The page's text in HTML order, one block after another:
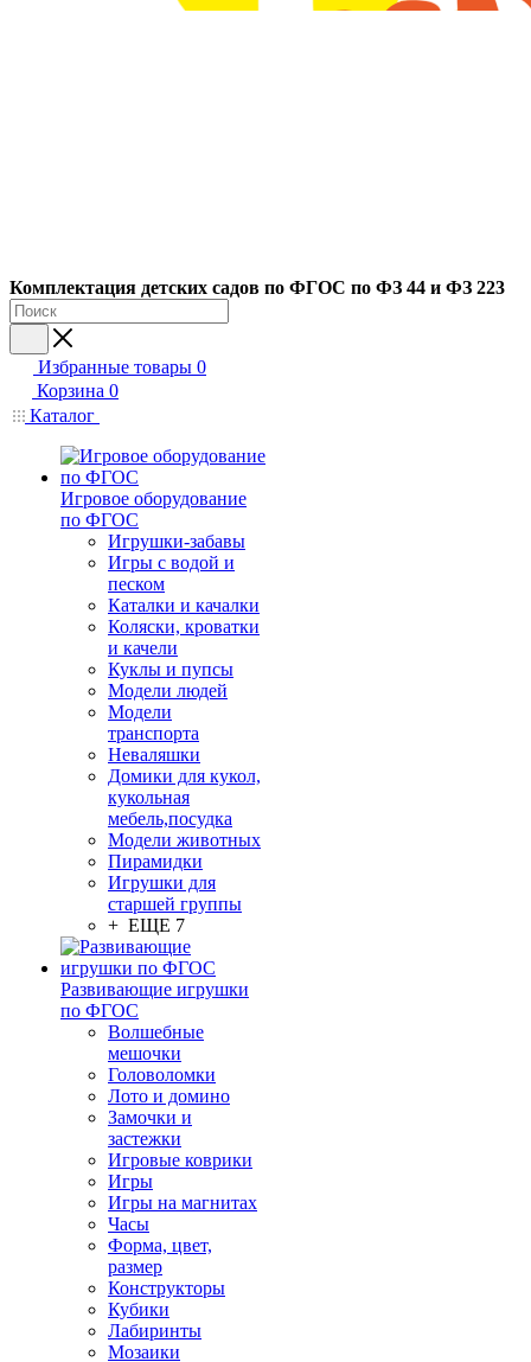
Комплектация детских садов по ФГОC по ФЗ 44 и ФЗ 223
Избранные товары 0
Корзина 0
Каталог
Игровое оборудование
по ФГОС
Игрушки-забавы
Игры с водой и
песком
Каталки и качалки
Коляски, кроватки
и качели
Куклы и пупсы
Модели людей
Модели
транспорта
Неваляшки
Домики для кукол,
кукольная
мебель,посудка
Модели животных
Пирамидки
Игрушки для
старшей группы
+ ЕЩЕ 7
Развивающие игрушки
по ФГОС
Волшебные
мешочки
Головоломки
Лото и домино
Замочки и
застежки
Игровые коврики
Игры
Игры на магнитах
Часы
Форма, цвет,
размер
Конструкторы
Кубики
Лабиринты
Мозаики